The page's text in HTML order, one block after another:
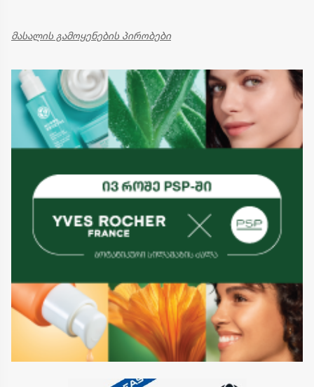
მასალის გამოყენების პირობები